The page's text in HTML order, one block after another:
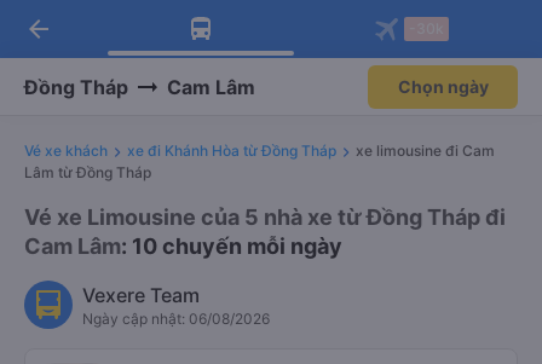
Tải app Vexere ngay!
Nhận ưu đãi thành viên độc
Mở app
Tải app Vexere
-30k/ghế khi đặt vé máy bay qua
Mở app
arrow_back
Đồng Tháp Cam Lâm Chọn ngày
Vé xe khách xe đi Khánh Hòa từ Đồng Tháp
xe limousine đi Cam
Lâm từ Đồng Tháp
Vé xe Limousine của 5 nhà xe từ Đồng Tháp đi
Cam Lâm: 10 chuyến mỗi ngày
Vexere Team
Ngày cập nhật: 06/08/2026